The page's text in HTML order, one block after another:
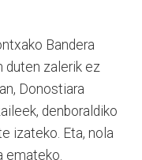
Bandera
duten zalerik ez
Donostiara
denboraldiko
izateko. Eta, nola
emateko.